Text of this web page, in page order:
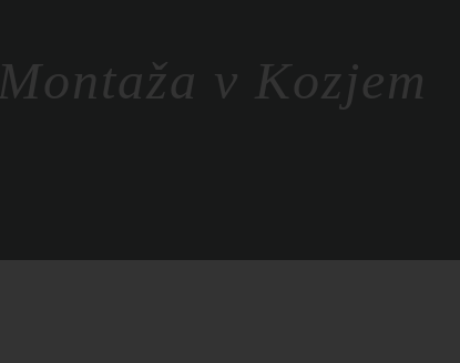
Montaža v Kozjem